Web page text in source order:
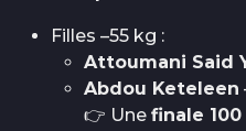
Filles –55 kg :
Attoumani Said
Abdou Keteleen
👉 Une finale